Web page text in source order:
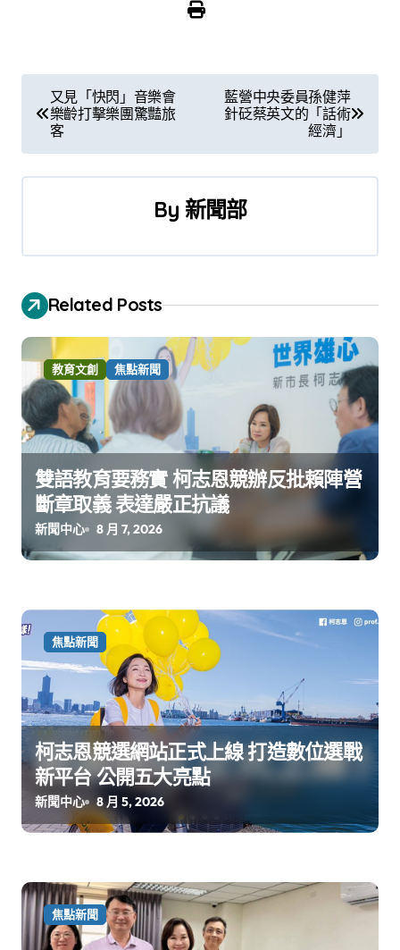
章
導
又見「快閃」音樂會
樂齡打擊樂團驚豔旅
客
藍營中央委員孫健萍
針砭蔡英文的「話術
經濟」
By 新聞部
Related Posts
教育文創 焦點新聞
雙語教育要務實 柯志恩競辦反批賴陣營
斷章取義 表達嚴正抗議
新聞中心 8 月 7, 2026
焦點新聞
柯志恩競選網站正式上線 打造數位選戰
新平台 公開五大亮點
新聞中心 8 月 5, 2026
焦點新聞